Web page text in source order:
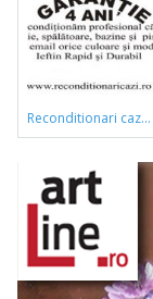
reconditionari cazi de baie